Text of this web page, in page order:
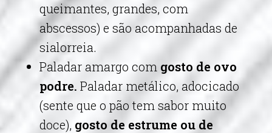
queimantes, grandes, com
abscessos) e são acompanhadas de
sialorreia.
Paladar amargo com gosto de ovo
podre. Paladar metálico, adocicado
(sente que o pão tem sabor muito
doce), gosto de estrume ou de